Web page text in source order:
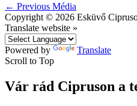
← Previous Média
Copyright © 2026 Esküvő
Translate website »
Powered by
Translate
Scroll to Top
Vár rád Cipruson a